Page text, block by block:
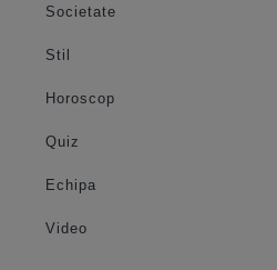
Societate
Stil
Horoscop
Quiz
Echipa
Video